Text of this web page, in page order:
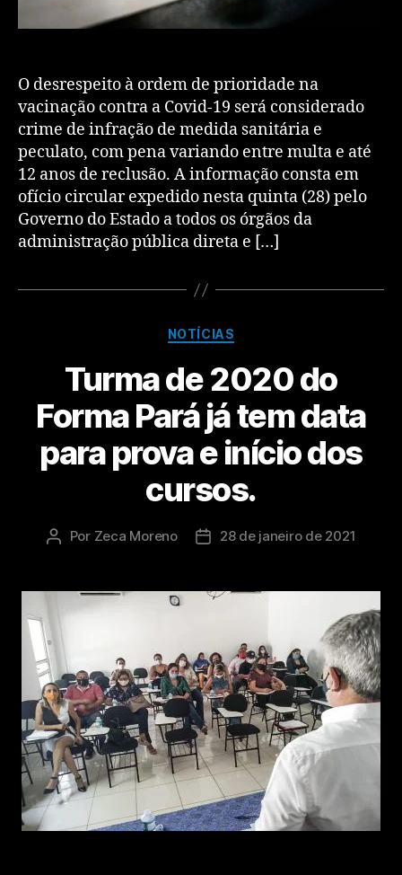
O desrespeito à ordem de prioridade na
vacinação contra a Covid-19 será considerado
crime de infração de medida sanitária e
peculato, com pena variando entre multa e até
12 anos de reclusão. A informação consta em
ofício circular expedido nesta quinta (28) pelo
Governo do Estado a todos os órgãos da
administração pública direta e […]
NOTÍCIAS
Turma de 2020 do
Forma Pará já tem data
para prova e início dos
cursos.
Por Zeca Moreno 28 de janeiro de 2021